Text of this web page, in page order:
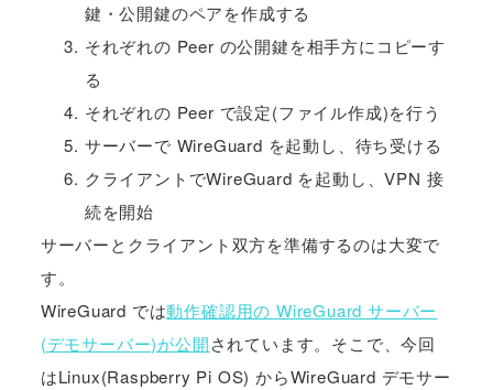
鍵・公開鍵のペアを作成する
それぞれの Peer の公開鍵を相手方にコピーす
る
それぞれの Peer で設定(ファイル作成)を行う
サーバーで WireGuard を起動し、待ち受ける
クライアントでWireGuard を起動し、VPN 接
続を開始
サーバーとクライアント双方を準備するのは大変で
す。
WireGuard では動作確認用の WireGuard サーバー
(デモサーバー)が公開されています。そこで、今回
はLinux(Raspberry Pi OS) からWireGuard デモサー